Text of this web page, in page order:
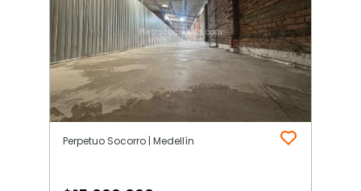
Perpetuo Socorro | Medellín